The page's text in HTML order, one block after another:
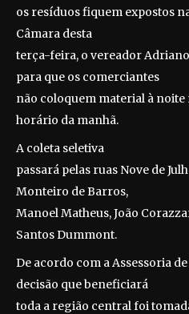
os resíduos fiquem expostos
Câmara desta
terça-feira, o vereador
para que os comerciantes
não coloquem material à noite
horário da manhã.
A coleta seletiva
passará pelas ruas Nove de
Monteiro de Barros,
Manoel Matheus, João
Santos Dummont.
De acordo com a Assessoria
decisão que beneficiará
toda a região central foi